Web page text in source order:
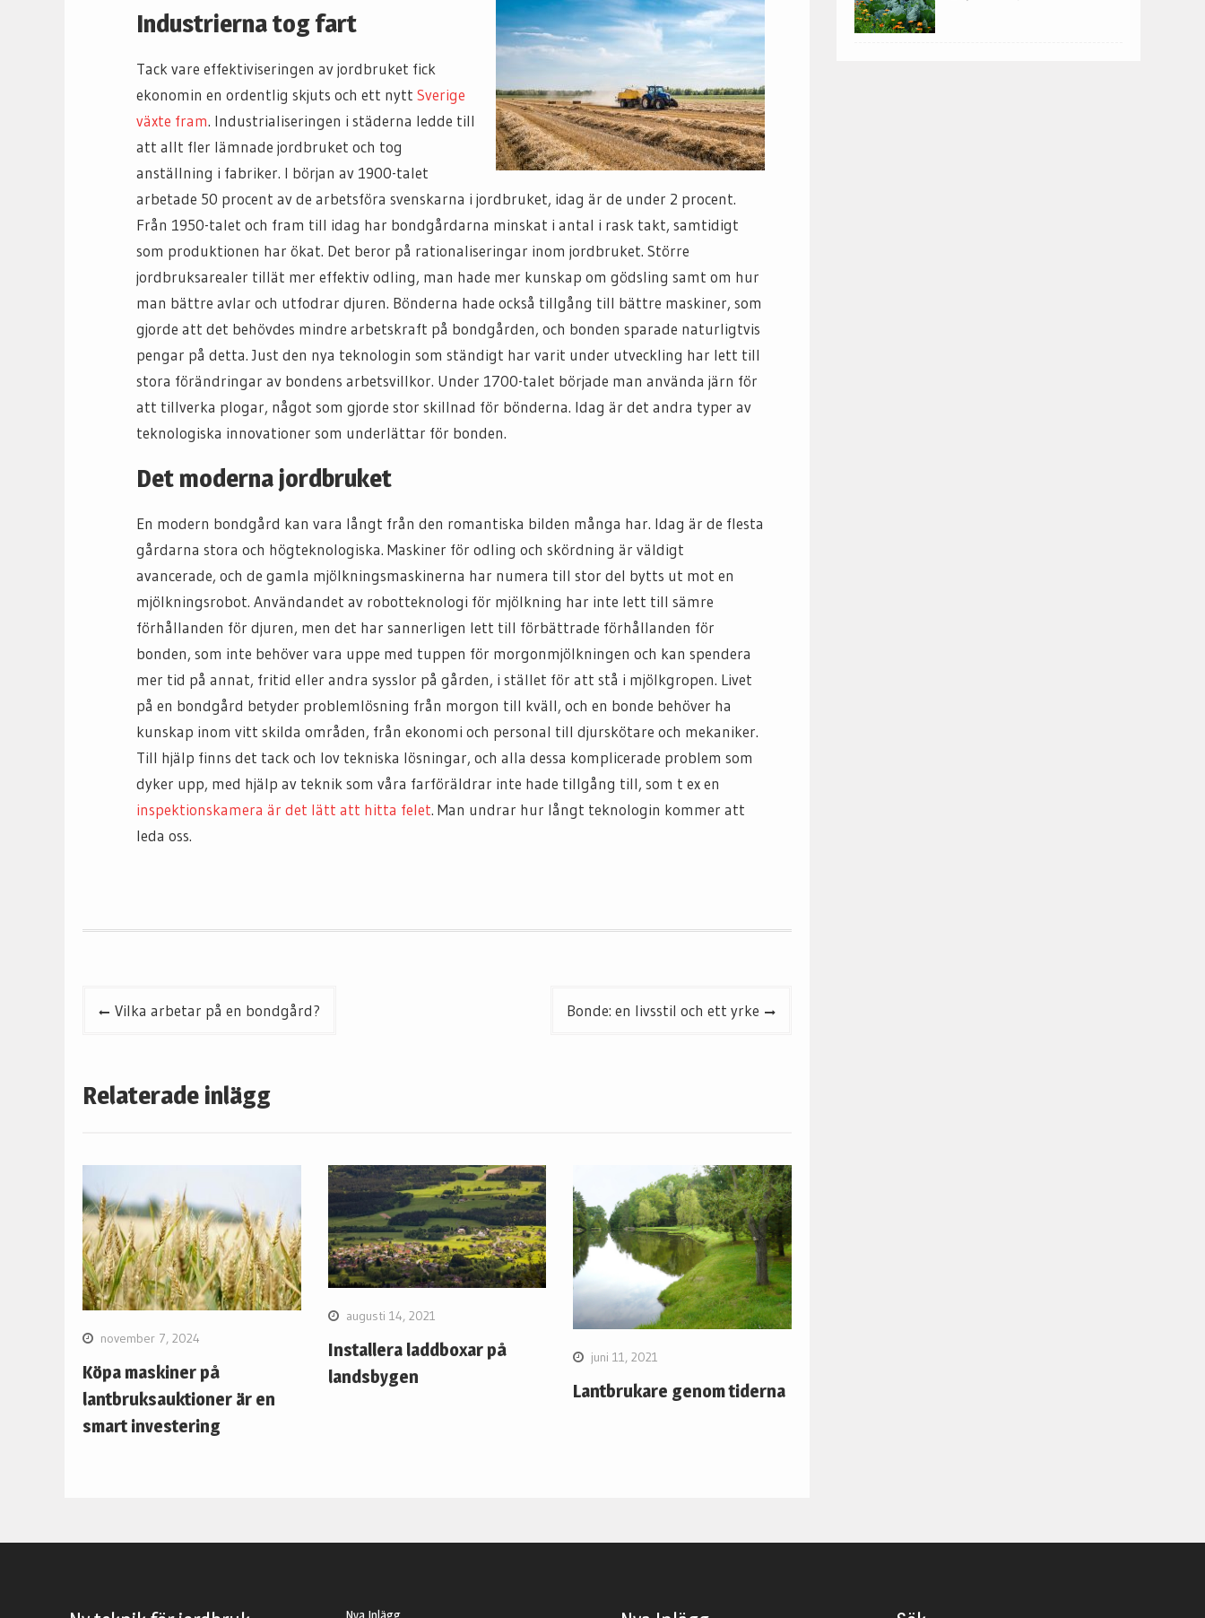
Industrierna tog fart
Tack vare effektiviseringen av jordbruket fick
ekonomin en ordentlig skjuts och ett nytt Sverige
växte fram. Industrialiseringen i städerna ledde till
att allt fler lämnade jordbruket och tog
anställning i fabriker. I början av 1900-talet
arbetade 50 procent av de arbetsföra svenskarna i jordbruket, idag är de under 2 procent.
Från 1950-talet och fram till idag har bondgårdarna minskat i antal i rask takt, samtidigt
som produktionen har ökat. Det beror på rationaliseringar inom jordbruket. Större
jordbruksarealer tillät mer effektiv odling, man hade mer kunskap om gödsling samt om hur
man bättre avlar och utfodrar djuren. Bönderna hade också tillgång till bättre maskiner, som
gjorde att det behövdes mindre arbetskraft på bondgården, och bonden sparade naturligtvis
pengar på detta. Just den nya teknologin som ständigt har varit under utveckling har lett till
stora förändringar av bondens arbetsvillkor. Under 1700-talet började man använda järn för
att tillverka plogar, något som gjorde stor skillnad för bönderna. Idag är det andra typer av
teknologiska innovationer som underlättar för bonden.
Det moderna jordbruket
En modern bondgård kan vara långt från den romantiska bilden många har. Idag är de flesta
gårdarna stora och högteknologiska. Maskiner för odling och skördning är väldigt
avancerade, och de gamla mjölkningsmaskinerna har numera till stor del bytts ut mot en
mjölkningsrobot. Användandet av robotteknologi för mjölkning har inte lett till sämre
förhållanden för djuren, men det har sannerligen lett till förbättrade förhållanden för
bonden, som inte behöver vara uppe med tuppen för morgonmjölkningen och kan spendera
mer tid på annat, fritid eller andra sysslor på gården, i stället för att stå i mjölkgropen. Livet
på en bondgård betyder problemlösning från morgon till kväll, och en bonde behöver ha
kunskap inom vitt skilda områden, från ekonomi och personal till djurskötare och mekaniker.
Till hjälp finns det tack och lov tekniska lösningar, och alla dessa komplicerade problem som
dyker upp, med hjälp av teknik som våra farföräldrar inte hade tillgång till, som t ex en
inspektionskamera är det lätt att hitta felet. Man undrar hur långt teknologin kommer att
leda oss.
Inläggsnavigering
Vilka arbetar på en bondgård? Bonde: en livsstil och ett yrke
Relaterade inlägg
november 7, 2024
Köpa maskiner på
lantbruksauktioner är en
smart investering
augusti 14, 2021
Installera laddboxar på
landsbygen
juni 11, 2021
Lantbrukare genom tiderna